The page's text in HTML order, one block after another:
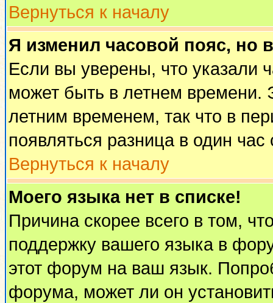
Вернуться к началу
Я изменил часовой пояс, но
Если вы уверены, что указали
может быть в летнем времени.
летним временем, так что в
появляться разница в один
Вернуться к началу
Моего языка нет в списке!
Причина скорее всего в том,
поддержку вашего языка в
этот форум на ваш язык.
форума, может ли он